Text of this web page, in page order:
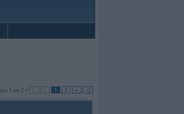
1 no 2 • |« « 1 2 » »|